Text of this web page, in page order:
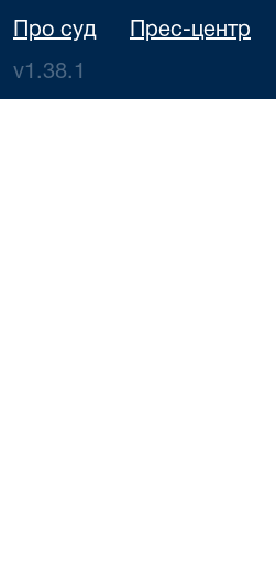
Про суд Прес-центр
v1.38.1